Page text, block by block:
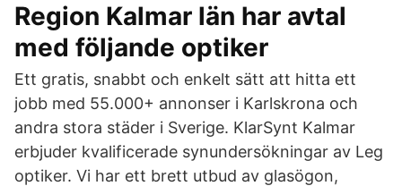
Region Kalmar län har avtal
med följande optiker
Ett gratis, snabbt och enkelt sätt att hitta ett
jobb med 55.000+ annonser i Karlskrona och
andra stora städer i Sverige. KlarSynt Kalmar
erbjuder kvalificerade synundersökningar av Leg
optiker. Vi har ett brett utbud av glasögon,